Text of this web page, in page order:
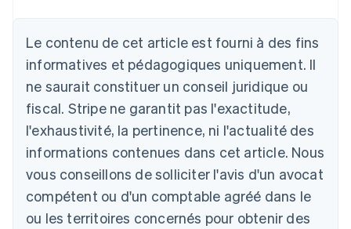
Le contenu de cet article est fourni à des fins
informatives et pédagogiques uniquement. Il
ne saurait constituer un conseil juridique ou
fiscal. Stripe ne garantit pas l'exactitude,
l'exhaustivité, la pertinence, ni l'actualité des
informations contenues dans cet article. Nous
vous conseillons de solliciter l'avis d'un avocat
compétent ou d'un comptable agréé dans le
ou les territoires concernés pour obtenir des
Allemagne
Deutsch
Australie
English
Autriche
Belgique
NederlandsFrançaisDeutschEnglish
Brésil
PortuguêsEnglish
Bulgarie
English